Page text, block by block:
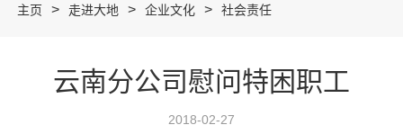
主页 > 走进大地 > 企业文化 > 社会责任
云南分公司慰问特困职工
2018-02-27